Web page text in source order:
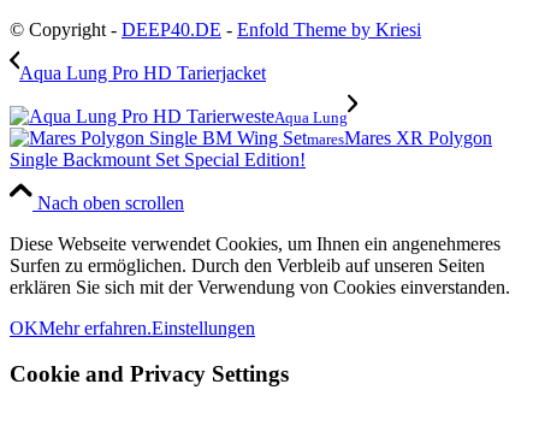
© Copyright - DEEP40.DE - Enfold Theme by Kriesi
Aqua Lung Pro HD Tarierjacket
Aqua Lung
maresMares XR Polygon
Single Backmount Set Special Edition!
Nach oben scrollen
Diese Webseite verwendet Cookies, um Ihnen ein angenehmeres
Surfen zu ermöglichen. Durch den Verbleib auf unseren Seiten
erklären Sie sich mit der Verwendung von Cookies einverstanden.
OKMehr erfahren.Einstellungen
Cookie and Privacy Settings